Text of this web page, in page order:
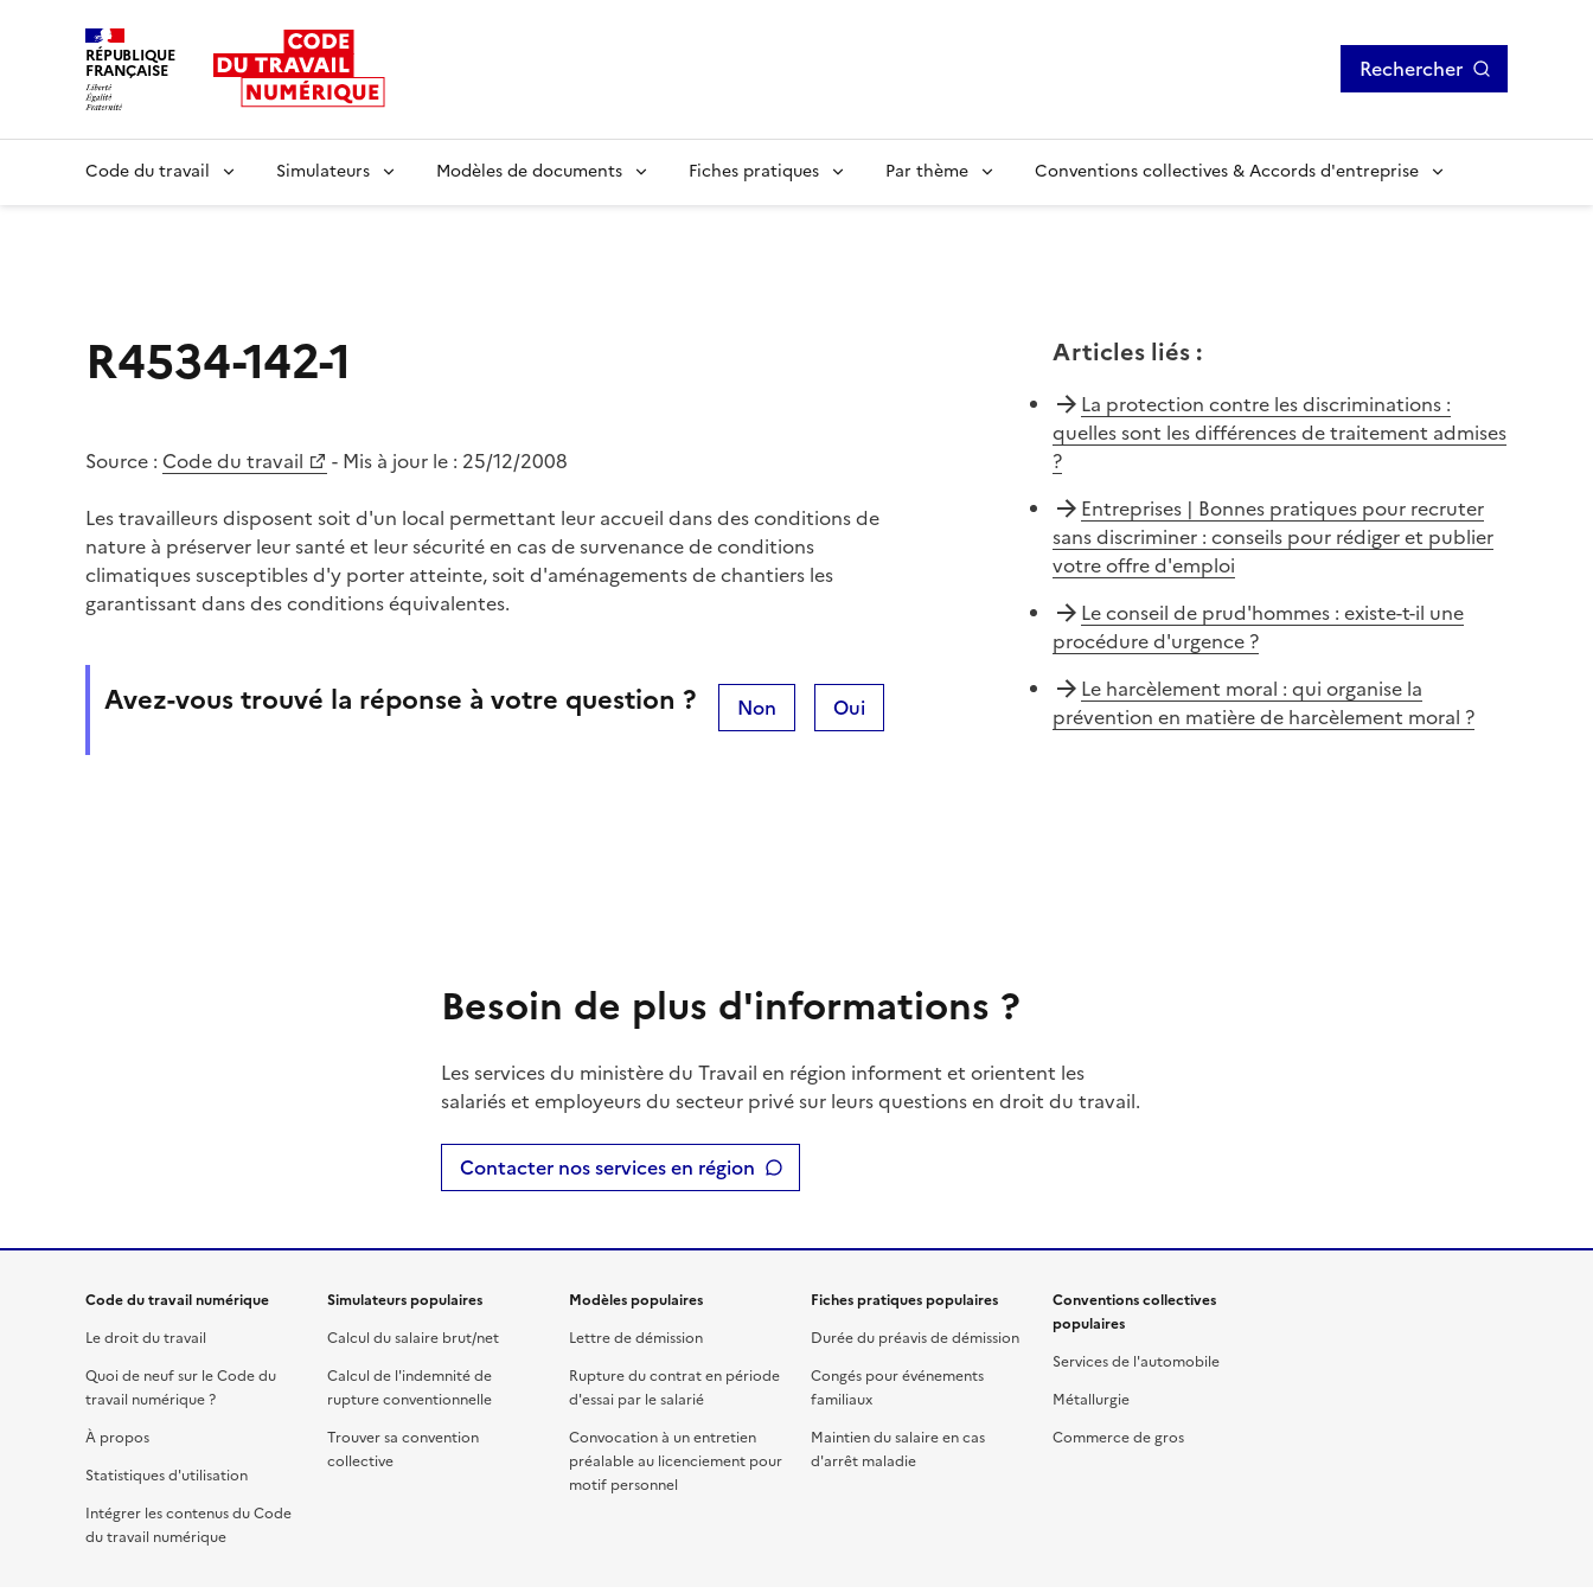
RÉPUBLIQUE
FRANÇAISE Rechercher
Code du travail Simulateurs Modèles de documents Fiches pratiques Par thème Conventions collectives & Accords d'entreprise
R4534-142-1
Source : Code du travail - Mis à jour le : 25/12/2008
Les travailleurs disposent soit d'un local permettant leur accueil dans des conditions de
nature à préserver leur santé et leur sécurité en cas de survenance de conditions
climatiques susceptibles d'y porter atteinte, soit d'aménagements de chantiers les
garantissant dans des conditions équivalentes.
Avez-vous trouvé la réponse à votre question ? Non Oui
Articles liés:
La protection contre les discriminations :
quelles sont les différences de traitement admises
?
Entreprises | Bonnes pratiques pour recruter
sans discriminer : conseils pour rédiger et publier
votre offre d'emploi
Le conseil de prud'hommes : existe-t-il une
procédure d'urgence ?
Le harcèlement moral : qui organise la
prévention en matière de harcèlement moral ?
Besoin de plus d'informations ?
Les services du ministère du Travail en région informent et orientent les
salariés et employeurs du secteur privé sur leurs questions en droit du travail.
Contacter nos services en région
Code du travail numérique
Le droit du travail
Quoi de neuf sur le Code du
travail numérique ?
À propos
Statistiques d'utilisation
Intégrer les contenus du Code
du travail numérique
Simulateurs populaires
Calcul du salaire brut/net
Calcul de l'indemnité de
rupture conventionnelle
Trouver sa convention
collective
Modèles populaires
Lettre de démission
Rupture du contrat en période
d'essai par le salarié
Convocation à un entretien
préalable au licenciement pour
motif personnel
Fiches pratiques populaires
Durée du préavis de démission
Congés pour événements
familiaux
Maintien du salaire en cas
d'arrêt maladie
Conventions collectives
populaires
Services de l'automobile
Métallurgie
Commerce de gros